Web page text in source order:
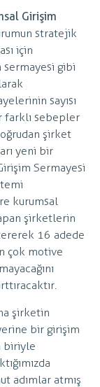
Girişim
stratejik
için
sermayesi gibi
sayısı
farklı sebepler
şirket
yeni bir
Sermayesi
kurumsal
şirketlerin
16 adede
çok motive
şirketin
bir girişim
biriyle
adımlar atmış